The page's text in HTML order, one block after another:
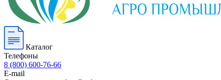
Каталог
Телефоны
8 (800) 600-76-66
E-mail